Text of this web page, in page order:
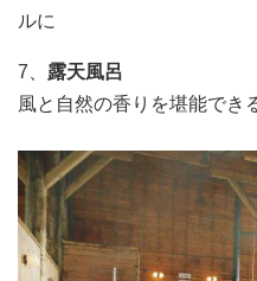
ルに
7、 露天風呂
風と自然の香りを堪能でき